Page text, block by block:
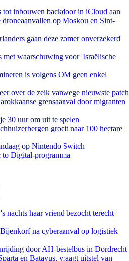
tot inbouwen backdoor in iCloud aan
op Moskou en Sint-
gaan deze zomer onverzekerd
met waarschuwing voor 'Israëlische
is volgens OM geen enkel
over de zeik vanwege nieuwste patch
grensaanval door migranten
30 uur om uit te spelen
groeit naar 100 hectare
op Nintendo Switch
Digital-programma
nachts haar vriend bezocht terecht
na cyberaanval op logistiek
door AH-bestelbus in Dordrecht
en Batavus, vraagt uitstel van